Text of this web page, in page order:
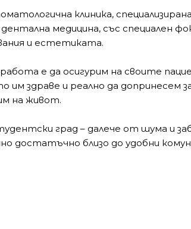
клиника,
медицина, със специален
и естетиката.
е да осигурим на своите
им здраве и реално да допринесем
на живот.
град – далече от шума и
достатъчно близо до удобни